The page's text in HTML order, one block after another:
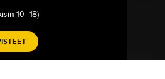
10–18)